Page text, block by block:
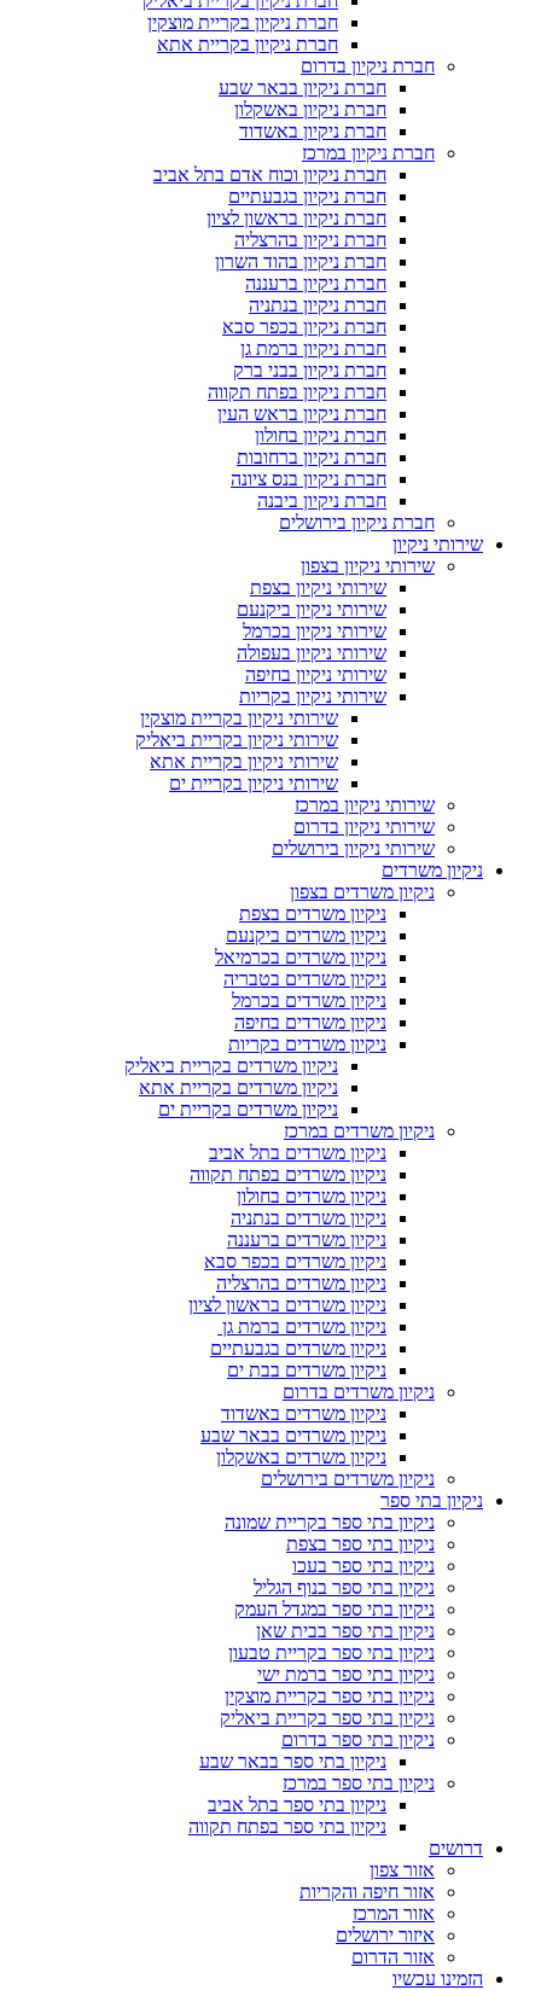
חברת ניקיון בקריית מוצקין
חברת ניקיון בקריית אתא
חברת ניקיון בדרום
חברת ניקיון בבאר שבע
חברת ניקיון באשקלון
חברת ניקיון באשדוד
חברת ניקיון במרכז
חברת ניקיון וכוח אדם בתל אביב
חברת ניקיון בגבעתיים
חברת ניקיון בראשון לציון
חברת ניקיון בהרצליה
חברת ניקיון בהוד השרון
חברת ניקיון ברעננה
חברת ניקיון בנתניה
חברת ניקיון בכפר סבא
חברת ניקיון ברמת גן
חברת ניקיון בבני ברק
חברת ניקיון בפתח תקווה
חברת ניקיון בראש העין
חברת ניקיון בחולון
חברת ניקיון ברחובות
חברת ניקיון בנס ציונה
חברת ניקיון ביבנה
חברת ניקיון בירושלים
שירותי ניקיון
שירותי ניקיון בצפון
שירותי ניקיון בצפת
שירותי ניקיון ביקנעם
שירותי ניקיון בכרמל
שירותי ניקיון בעפולה
שירותי ניקיון בחיפה
שירותי ניקיון בקריות
שירותי ניקיון בקריית מוצקין
שירותי ניקיון בקריית ביאליק
שירותי ניקיון בקריית אתא
שירותי ניקיון בקריית ים
שירותי ניקיון במרכז
שירותי ניקיון בדרום
שירותי ניקיון בירושלים
ניקיון משרדים
ניקיון משרדים בצפון
ניקיון משרדים בצפת
ניקיון משרדים ביקנעם
ניקיון משרדים בכרמיאל
ניקיון משרדים בטבריה
ניקיון משרדים בכרמל
ניקיון משרדים בחיפה
ניקיון משרדים בקריות
ניקיון משרדים בקריית ביאליק
ניקיון משרדים בקריית אתא
ניקיון משרדים בקריית ים
ניקיון משרדים במרכז
ניקיון משרדים בתל אביב
ניקיון משרדים בפתח תקווה
ניקיון משרדים בחולון
ניקיון משרדים בנתניה
ניקיון משרדים ברעננה
ניקיון משרדים בכפר סבא
ניקיון משרדים בהרצליה
ניקיון משרדים בראשון לציון
ניקיון משרדים ברמת גן
ניקיון משרדים בגבעתיים
ניקיון משרדים בבת ים
ניקיון משרדים בדרום
ניקיון משרדים באשדוד
ניקיון משרדים בבאר שבע
ניקיון משרדים באשקלון
ניקיון משרדים בירושלים
ניקיון בתי ספר
ניקיון בתי ספר בקריית שמונה
ניקיון בתי ספר בצפת
ניקיון בתי ספר בעכו
ניקיון בתי ספר בנוף הגליל
ניקיון בתי ספר במגדל העמק
ניקיון בתי ספר בבית שאן
ניקיון בתי ספר בקריית טבעון
ניקיון בתי ספר ברמת ישי
ניקיון בתי ספר בקריית מוצקין
ניקיון בתי ספר בקריית ביאליק
ניקיון בתי ספר בדרום
ניקיון בתי ספר בבאר שבע
ניקיון בתי ספר במרכז
ניקיון בתי ספר בתל אביב
ניקיון בתי ספר בפתח תקווה
דרושים
אזור צפון
אזור חיפה והקריות
אזור המרכז
איזור ירושלים
אזור הדרום
הזמינו עכשיו